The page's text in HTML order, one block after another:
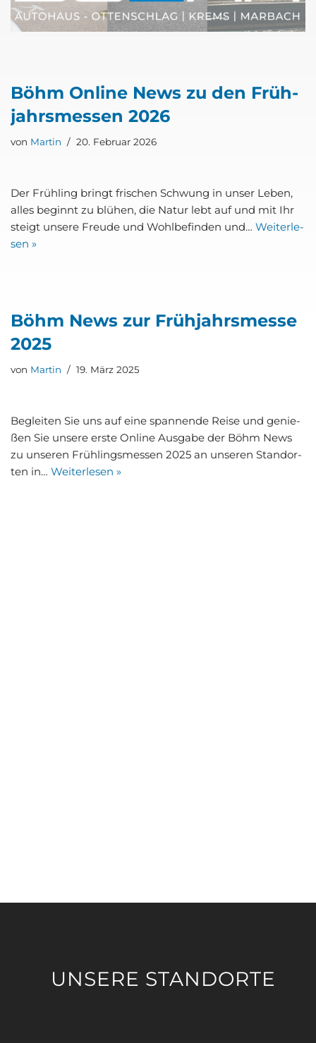
Böhm Online News zu den Früh­
jahrs­mes­sen 2026
von Martin 20. Februar 2026
Der Früh­ling bringt fri­schen Schwung in unser Leben,
alles beginnt zu blü­hen, die Natur lebt auf und mit Ihr
steigt unse­re Freu­de und Wohl­be­fin­den und… Wei­ter­le­
sen »
Böhm News zur Früh­jahrs­mes­se
2025
von Martin 19. März 2025
Beglei­ten Sie uns auf eine span­nen­de Rei­se und genie­
ßen Sie unse­re ers­te Online Aus­ga­be der Böhm News
zu unse­ren Früh­lings­mes­sen 2025 an unse­ren Stand­or­
ten in… Wei­ter­le­sen »
UNSERE STANDORTE